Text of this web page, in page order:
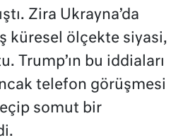
Zira Ukrayna’da
küresel ölçekte siyasi,
Trump’ın bu iddiaları
telefon görüşmesi
somut bir